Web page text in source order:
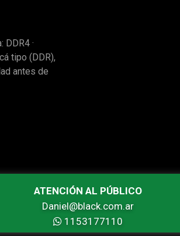
·
tipo (DDR),
antes de
ATENCIÓN AL PÚBLICO
Daniel@black.com.ar
1153177110